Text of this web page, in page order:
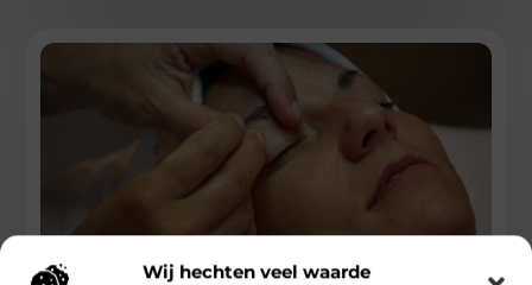
Wij hechten veel waarde